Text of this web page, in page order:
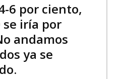
6 por ciento,
se iría por
andamos
ya se